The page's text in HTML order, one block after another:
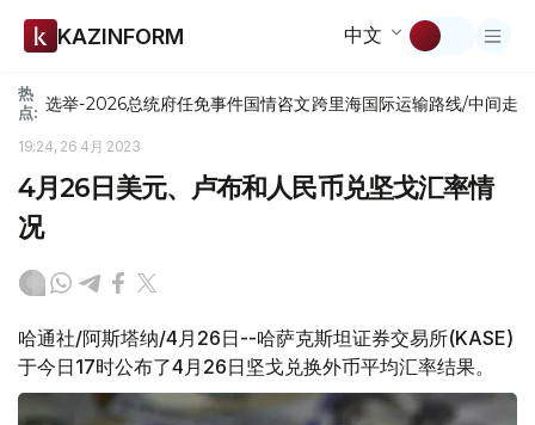
KAZINFORM 中文
热
点: 选举-2026总统府任免事件国情咨文跨里海国际运输路线/中间走廊
19:24, 26 4月 2023
4月26日美元、卢布和人民币兑坚戈汇率情
况
哈通社/阿斯塔纳/4月26日--哈萨克斯坦证券交易所(KASE)
于今日17时公布了4月26日坚戈兑换外币平均汇率结果。